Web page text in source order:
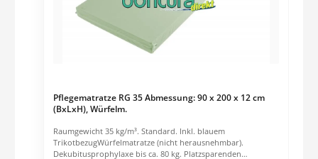
Pflegematratze RG 35 Abmessung: 90 x 200 x 12 cm
(BxLxH), Würfelm.
Raumgewicht 35 kg/m³. Standard. Inkl. blauem
TrikotbezugWürfelmatratze (nicht herausnehmbar).
Dekubitusprophylaxe bis ca. 80 kg. Platzsparenden